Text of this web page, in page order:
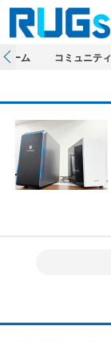
ホーム コミュニティ